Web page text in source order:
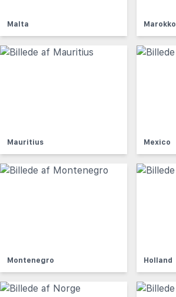
Malta Marokko
Mauritius Mexico
Montenegro Holland